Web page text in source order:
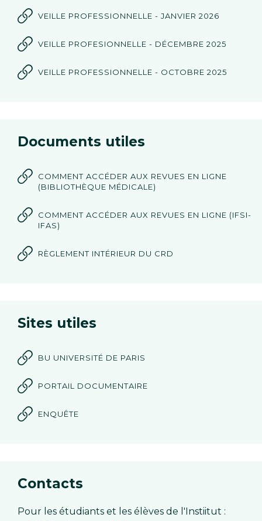
VEILLE PROFESSIONNELLE - JANVIER 2026
VEILLE PROFESIONNELLE - DÉCEMBRE 2025
VEILLE PROFESSIONNELLE - OCTOBRE 2025
Documents utiles
COMMENT ACCÉDER AUX REVUES EN LIGNE
(BIBLIOTHÈQUE MÉDICALE)
COMMENT ACCÉDER AUX REVUES EN LIGNE (IFSI-
IFAS)
RÈGLEMENT INTÉRIEUR DU CRD
Sites utiles
BU UNIVERSITÉ DE PARIS
PORTAIL DOCUMENTAIRE
ENQUÊTE
Contacts
Pour les étudiants et les élèves de l'Instiitut :